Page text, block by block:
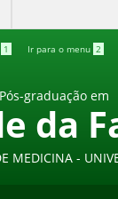
1 Ir para o menu 2
graduação em
da
MEDICINA -